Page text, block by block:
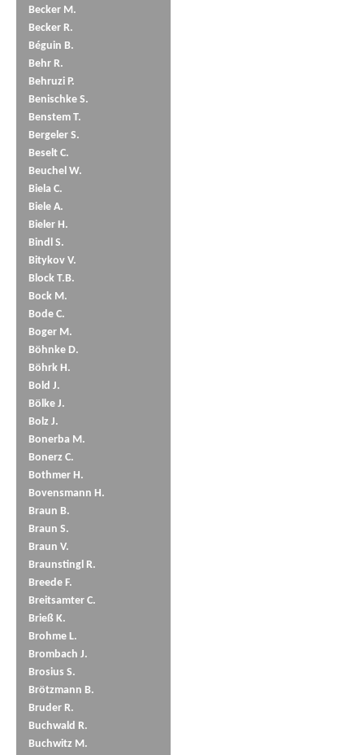
Becker M.
Becker R.
Béguin B.
Behr R.
Behruzi P.
Benischke S.
Benstem T.
Bergeler S.
Beselt C.
Beuchel W.
Biela C.
Biele A.
Bieler H.
Bindl S.
Bitykov V.
Block T.B.
Bock M.
Bode C.
Boger M.
Böhnke D.
Böhrk H.
Bold J.
Bölke J.
Bolz J.
Bonerba M.
Bonerz C.
Bothmer H.
Bovensmann H.
Braun B.
Braun S.
Braun V.
Braunstingl R.
Breede F.
Breitsamter C.
Brieß K.
Brohme L.
Brombach J.
Brosius S.
Brötzmann B.
Bruder R.
Buchwald R.
Buchwitz M.